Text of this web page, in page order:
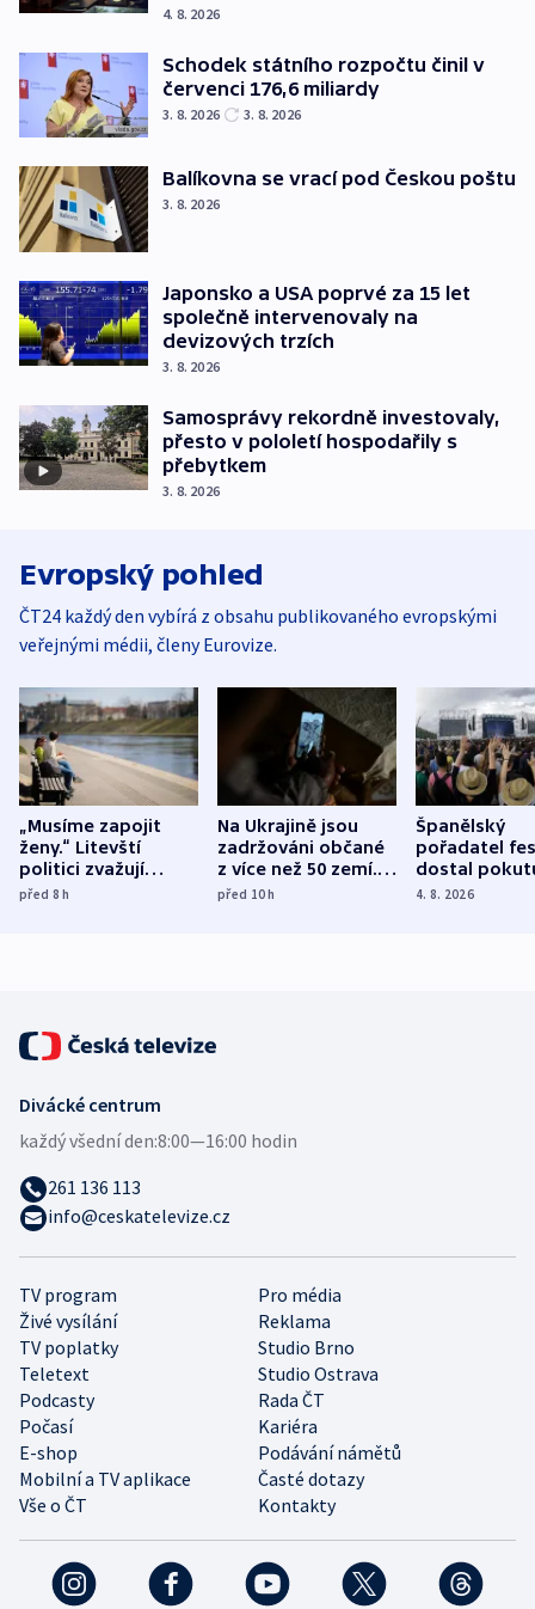
4. 8. 2026
Schodek státního rozpočtu činil v
červenci 176,6 miliardy
3. 8. 2026 3. 8. 2026
Balíkovna se vrací pod Českou poštu
3. 8. 2026
Japonsko a USA poprvé za 15 let
společně intervenovaly na
devizových trzích
3. 8. 2026
Samosprávy rekordně investovaly,
přesto v pololetí hospodařily s
přebytkem
3. 8. 2026
Evropský pohled
ČT24 každý den vybírá z obsahu publikovaného evropskými
veřejnými médii, členy Eurovize.
„Musíme zapojit
ženy.“ Litevští
politici zvažují
dohodu o
před 8h
Na Ukrajině jsou
zadržováni občané
z více než 50 zemí.
Bojovali na straně
před 10h
Španělský
pořadatel
dostal
nekalé
4. 8. 2026
TV program
Pro média
Živé vysílání
Reklama
TV poplatky
Studio Brno
Teletext
Studio Ostrava
Podcasty
Rada ČT
Počasí
Kariéra
E-shop
Podávání námětů
Mobilní a TV aplikace
Časté dotazy
Vše o ČT
Kontakty
Divácké centrum
každý všední den:8:00—16:00 hodin
261 136 113
info@ceskatelevize.cz